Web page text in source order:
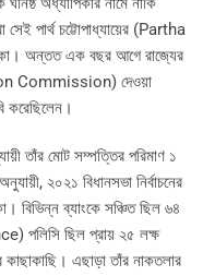
পার্থ চট্টোপাধ্যায়ের (Partha
অন্তত এক বছর আগে রাজ্যের
Commission) দেওয়া
করেছিলেন।
তাঁর মোট সম্পত্তির পরিমাণ ১
২০২১ বিধানসভা নির্বাচনের
বিভিন্ন ব্যাংকে সঞ্চিত ছিল ৬৪
পলিসি ছিল প্রায় ২৫ লক্ষ
এছাড়া তাঁর নাকতলার